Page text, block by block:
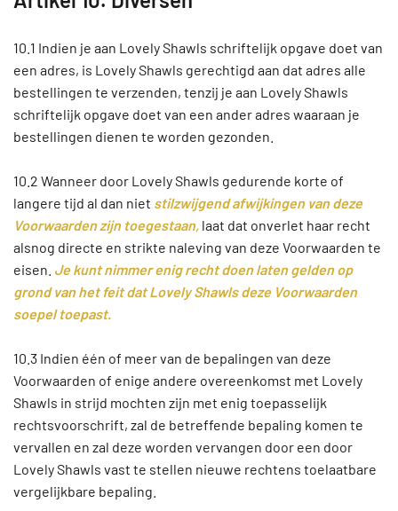
10.1 Indien je aan Lovely Shawls schriftelijk opgave doet van
een adres, is Lovely Shawls gerechtigd aan dat adres alle
bestellingen te verzenden, tenzij je aan Lovely Shawls
schriftelijk opgave doet van een ander adres waaraan je
bestellingen dienen te worden gezonden.
10.2 Wanneer door Lovely Shawls gedurende korte of
langere tijd al dan niet stilzwijgend afwijkingen van deze
Voorwaarden zijn toegestaan, laat dat onverlet haar recht
alsnog directe en strikte naleving van deze Voorwaarden te
eisen. Je kunt nimmer enig recht doen laten gelden op
grond van het feit dat Lovely Shawls deze Voorwaarden
soepel toepast.
10.3 Indien één of meer van de bepalingen van deze
Voorwaarden of enige andere overeenkomst met Lovely
Shawls in strijd mochten zijn met enig toepasselijk
rechtsvoorschrift, zal de betreffende bepaling komen te
vervallen en zal deze worden vervangen door een door
Lovely Shawls vast te stellen nieuwe rechtens toelaatbare
vergelijkbare bepaling.